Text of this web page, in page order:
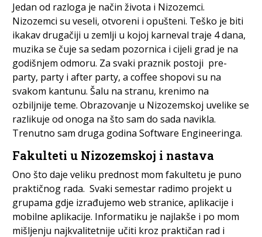
Jedan od razloga je način života i Nizozemci.
Nizozemci su veseli, otvoreni i opušteni. Teško je biti
ikakav drugačiji u zemlji u kojoj karneval traje 4 dana,
muzika se čuje sa sedam pozornica i cijeli grad je na
godišnjem odmoru. Za svaki praznik postoji pre-
party, party i after party, a coffee shopovi su na
svakom kantunu. Šalu na stranu, krenimo na
ozbiljnije teme. Obrazovanje u Nizozemskoj uvelike se
razlikuje od onoga na što sam do sada navikla.
Trenutno sam druga godina Software Engineeringa.
Fakulteti u Nizozemskoj i nastava
Ono što daje veliku prednost mom fakultetu je puno
praktičnog rada. Svaki semestar radimo projekt u
grupama gdje izrađujemo web stranice, aplikacije i
mobilne aplikacije. Informatiku je najlakše i po mom
mišljenju najkvalitetnije učiti kroz praktičan rad i